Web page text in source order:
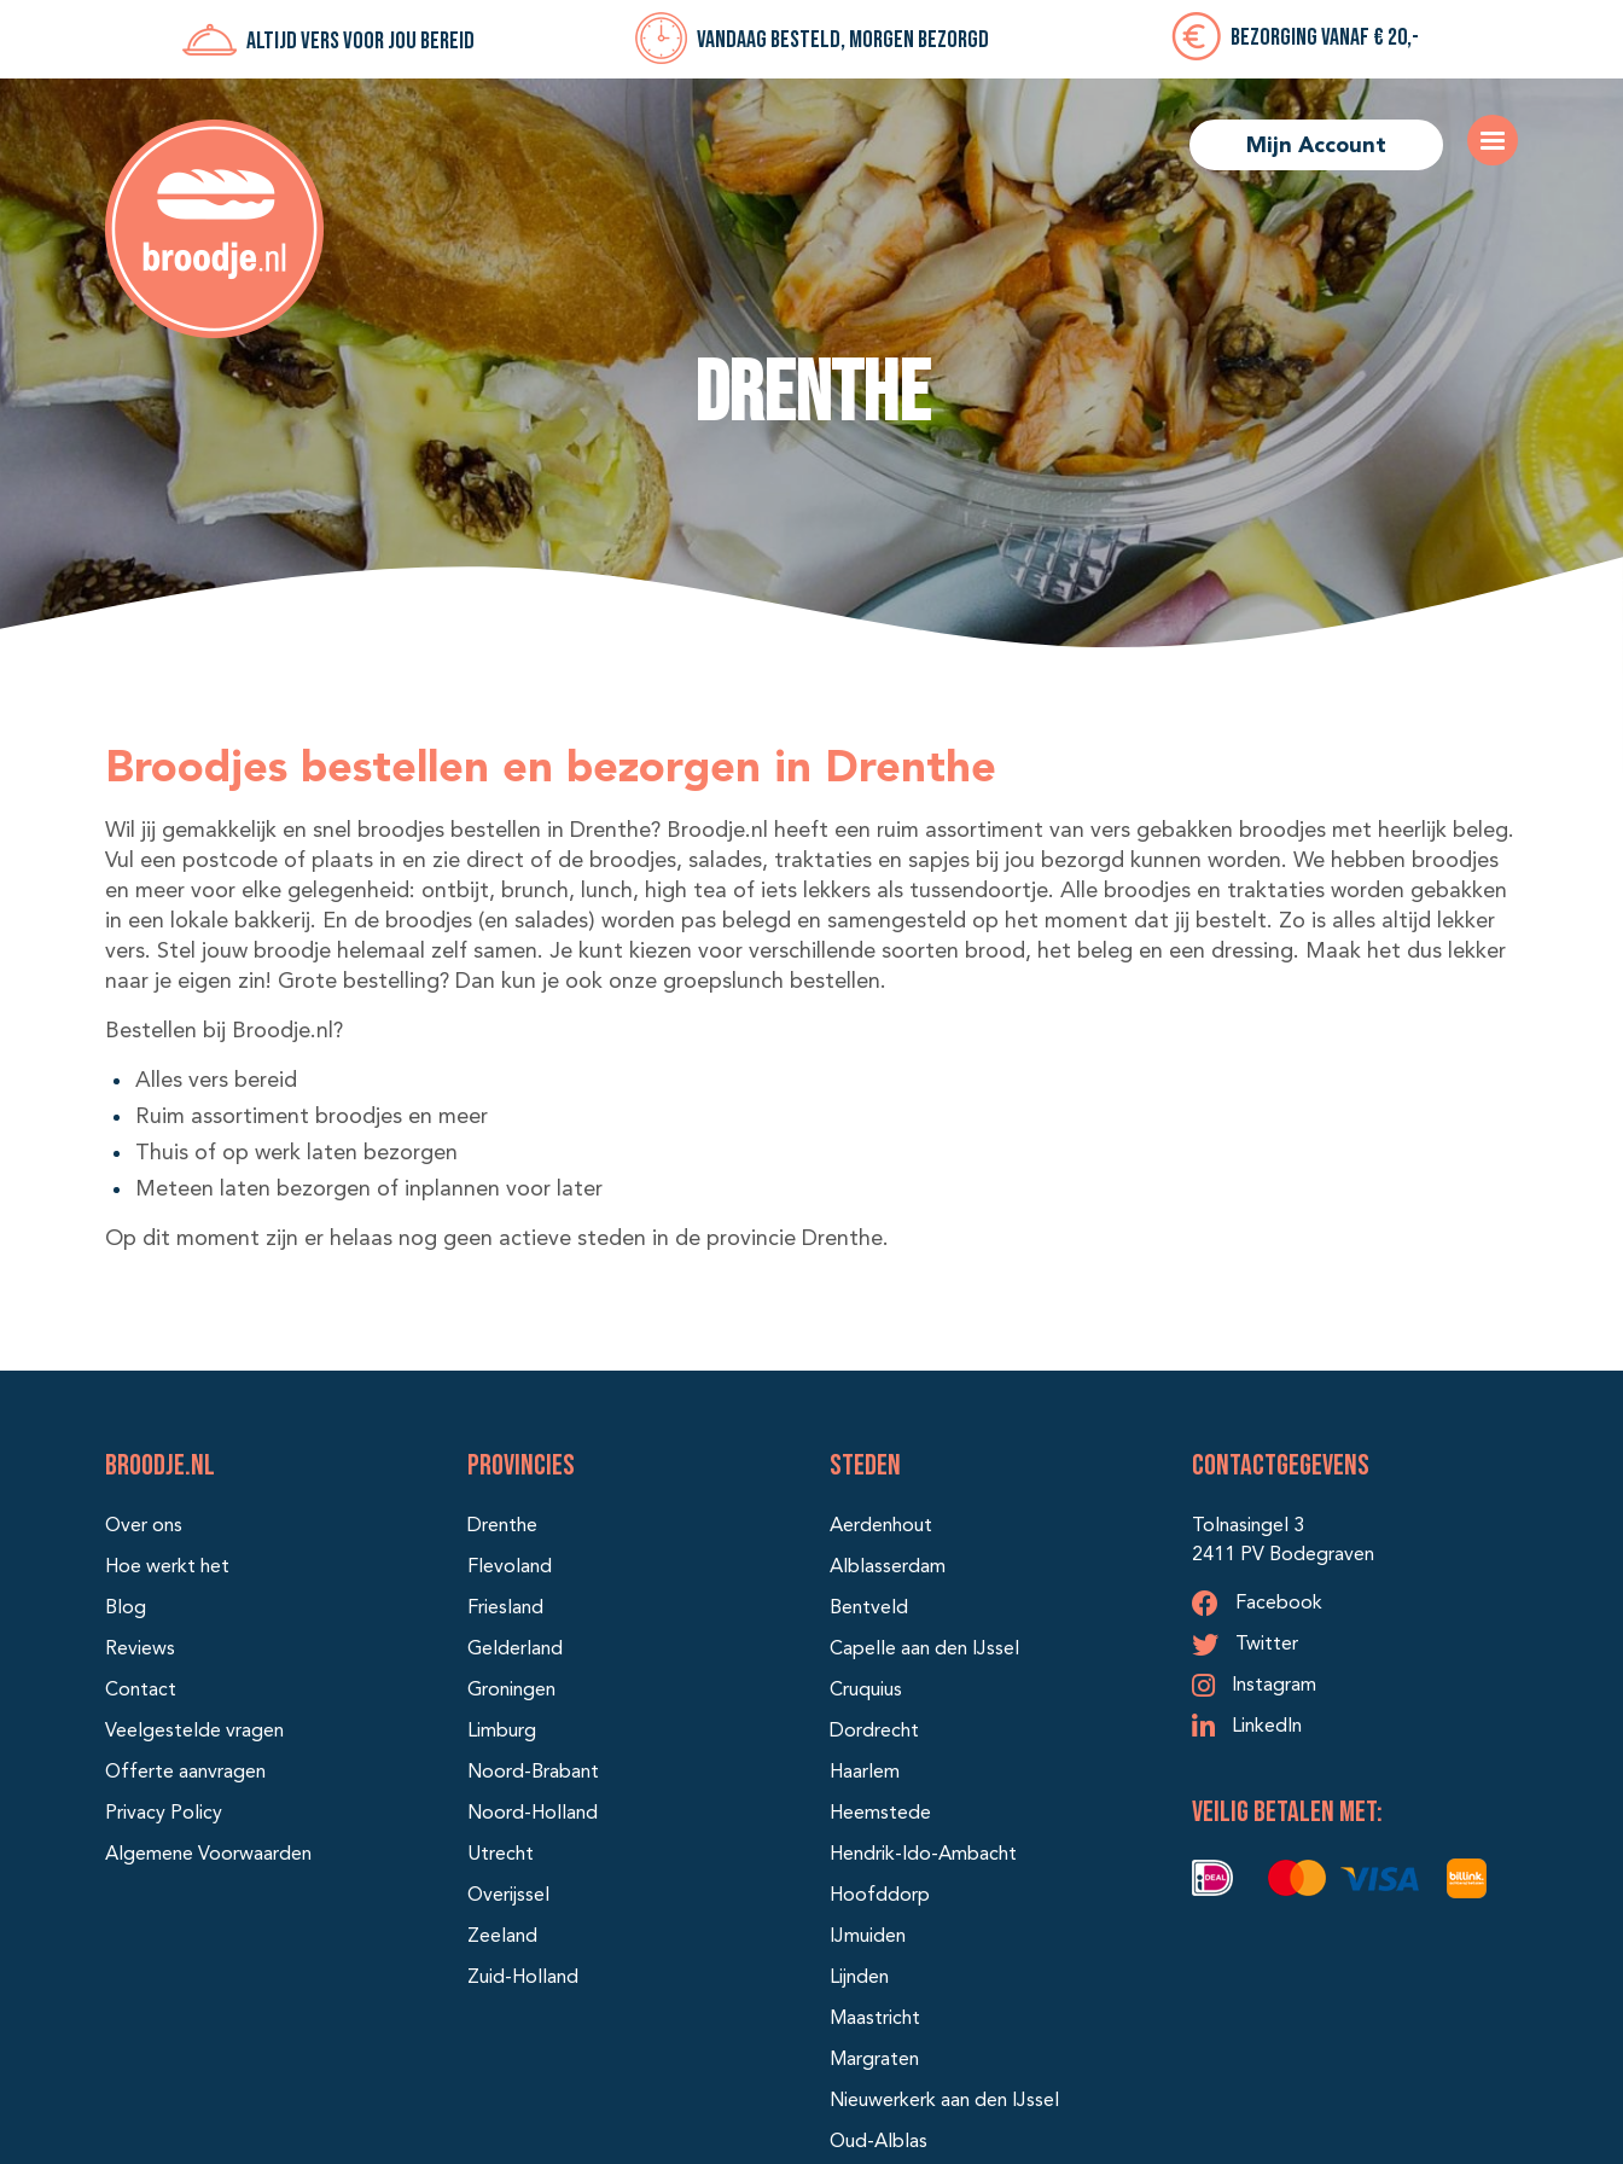
Altijd vers voor jou bereid Vandaag besteld, morgen bezorgd Bezorging vanaf € 20,-
Mijn Account
Drenthe
Broodjes bestellen en bezorgen in Drenthe
Wil jij gemakkelijk en snel broodjes bestellen in Drenthe? Broodje.nl heeft een ruim assortiment van vers gebakken broodjes met heerlijk beleg.
Vul een postcode of plaats in en zie direct of de broodjes, salades, traktaties en sapjes bij jou bezorgd kunnen worden. We hebben broodjes
en meer voor elke gelegenheid: ontbijt, brunch, lunch, high tea of iets lekkers als tussendoortje. Alle broodjes en traktaties worden gebakken
in een lokale bakkerij. En de broodjes (en salades) worden pas belegd en samengesteld op het moment dat jij bestelt. Zo is alles altijd lekker
vers. Stel jouw broodje helemaal zelf samen. Je kunt kiezen voor verschillende soorten brood, het beleg en een dressing. Maak het dus lekker
naar je eigen zin! Grote bestelling? Dan kun je ook onze groepslunch bestellen.
Bestellen bij Broodje.nl?
Alles vers bereid
Ruim assortiment broodjes en meer
Thuis of op werk laten bezorgen
Meteen laten bezorgen of inplannen voor later
Op dit moment zijn er helaas nog geen actieve steden in de provincie Drenthe.
BROODJE.NL
Over ons
Hoe werkt het
Blog
Reviews
Contact
Veelgestelde vragen
Offerte aanvragen
Privacy Policy
Algemene Voorwaarden
Provincies
Drenthe
Flevoland
Friesland
Gelderland
Groningen
Limburg
Noord-Brabant
Noord-Holland
Utrecht
Overijssel
Zeeland
Zuid-Holland
Steden
Aerdenhout
Alblasserdam
Bentveld
Capelle aan den IJssel
Cruquius
Dordrecht
Haarlem
Heemstede
Hendrik-Ido-Ambacht
Hoofddorp
IJmuiden
Lijnden
Maastricht
Margraten
Nieuwerkerk aan den IJssel
Oud-Alblas
Contactgegevens
Tolnasingel 3
2411 PV Bodegraven
Facebook
Twitter
Instagram
LinkedIn
veilig betalen met: